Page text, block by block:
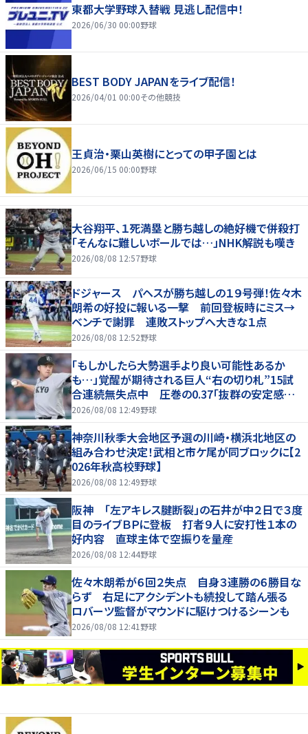
東都大学野球入替戦 見逃し配信中！
2026/06/30 00:00野球
BEST BODY JAPANをライブ配信！
2026/04/01 00:00その他競技
王貞治・栗山英樹にとっての甲子園とは
2026/06/15 00:00野球
大谷翔平、１死満塁と勝ち越しの絶好機で併殺打
「そんなに難しいボールでは…」NHK解説も嘆き
2026/08/08 12:57野球
ドジャース パヘスが勝ち越しの１９号弾！佐々木
朗希の好投に報いる一撃 前回登板時にミス→
ベンチで謝罪 連敗ストップへ大きな１点
2026/08/08 12:52野球
「もしかしたら大勢選手より良い可能性あるか
も…」覚醒が期待される巨人“右の切り札”15試
合連続無失点中 圧巻の0.37「抜群の安定感を
持っている」
2026/08/08 12:49野球
神奈川秋季大会地区予選の川崎・横浜北地区の
組み合わせ決定！武相と市ケ尾が同ブロックに【2
026年秋高校野球】
2026/08/08 12:49野球
阪神 「左アキレス腱断裂」の石井が中２日で３度
目のライブＢＰに登板 打者９人に安打性１本の
好内容 直球主体で空振りを量産
2026/08/08 12:44野球
佐々木朗希が６回２失点 自身３連勝の６勝目な
らず 右足にアクシデントも続投して踏ん張る
ロバーツ監督がマウンドに駆けつけるシーンも
2026/08/08 12:41 野球